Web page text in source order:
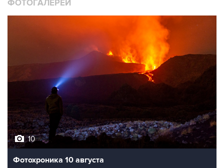
ФОТОГАЛЕРЕИ
10
Фотохроника 10 августа